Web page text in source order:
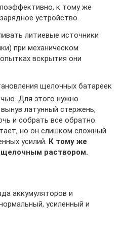
к тому же
устройство.
литиевые источники
при механическом
вскрытия они
щелочных батареек
Для этого нужно
латунный стержень,
и собрать все обратно.
но он слишком сложный
усилий. К тому же
раствором.
аккумуляторов и
усиленный и